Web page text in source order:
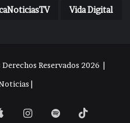
Vida Digital
Reservados 2026 |
|
AppleInstagram
Spotify